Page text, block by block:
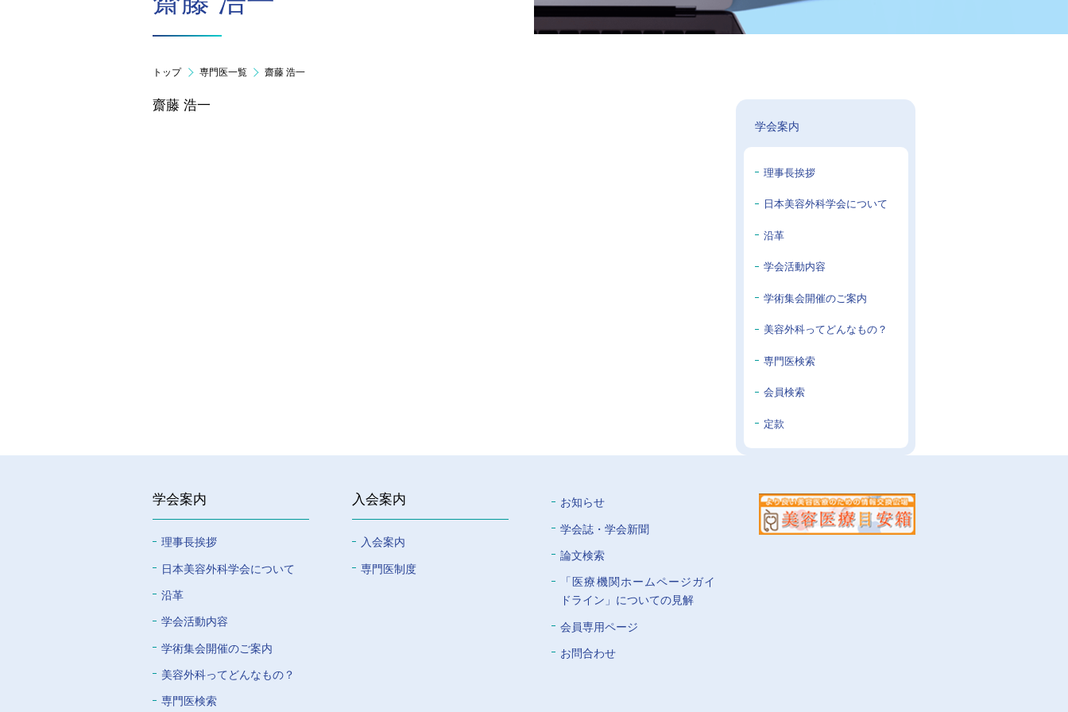
トップ 専門医一覧 齋藤 浩一
学会案内
理事長挨拶
日本美容外科学会について
沿革
学会活動内容
学術集会開催のご案内
美容外科ってどんなもの？
専門医検索
会員検索
定款
齋藤 浩一
学会案内
理事長挨拶
⽇本美容外科学会について
沿革
学会活動内容
学術集会開催のご案内
美容外科ってどんなもの？
専門医検索
入会案内
入会案内
専門医制度
お知らせ
学会誌・学会新聞
論文検索
「医療機関ホームページガイ
ドライン」についての⾒解
会員専⽤ページ
お問合わせ